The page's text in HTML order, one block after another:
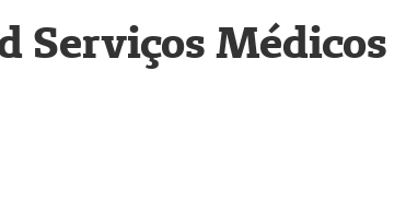
Serviços Médicos